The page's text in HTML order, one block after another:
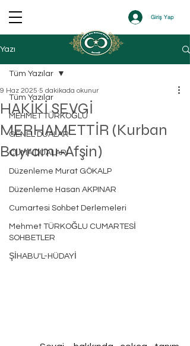
Giriş Yap
Yazı
Tüm Yazılar
MEHMET TÜRKOĞLU
GENEL DUALAR
CUMA DUALARI
Düzenleme Murat GÖKALP
Düzenleme Hasan AKPINAR
Cumartesi Sohbet Derlemeleri
Mehmet TÜRKOĞLU CUMARTESİ
SOHBETLER
ŞİHABU'L-HÜDAYİ
Tüm Yazılar
HAKİKİ SEVGİ
MERHAMETTİR (Kurban
Bayramı-Afşin)
9 Haz 2025 5 dakikada okunur